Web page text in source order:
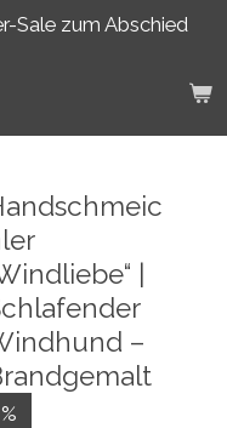
Sale zum Abschied
|
–
%